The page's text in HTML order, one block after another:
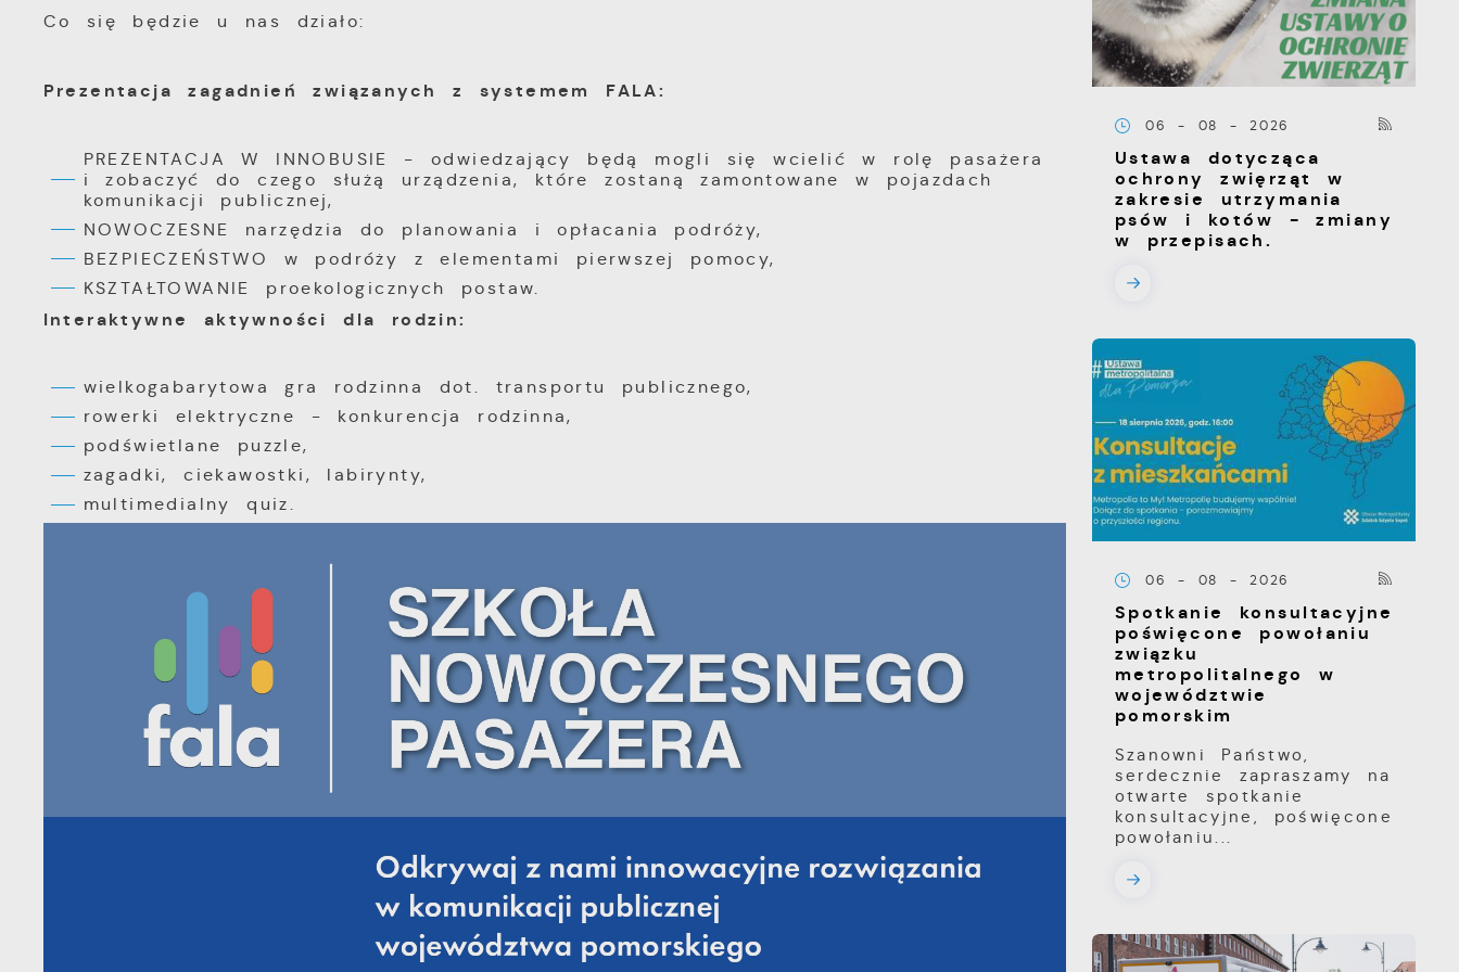
Co się będzie u nas działo:
Prezentacja zagadnień związanych z systemem FALA:
PREZENTACJA W INNOBUSIE - odwiedzający będą mogli się wcielić w rolę pasażera
i zobaczyć do czego służą urządzenia, które zostaną zamontowane w pojazdach
komunikacji publicznej,
NOWOCZESNE narzędzia do planowania i opłacania podróży,
BEZPIECZEŃSTWO w podróży z elementami pierwszej pomocy,
KSZTAŁTOWANIE proekologicznych postaw.
Interaktywne aktywności dla rodzin:
wielkogabarytowa gra rodzinna dot. transportu publicznego,
rowerki elektryczne - konkurencja rodzinna,
podświetlane puzzle,
zagadki, ciekawostki, labirynty,
multimedialny quiz.
06 - 08 - 2026
Ustawa dotycząca
ochrony zwięrząt w
zakresie utrzymania
psów i kotów - zmiany
w przepisach.
06 - 08 - 2026
Spotkanie konsultacyjne
poświęcone powołaniu
związku
metropolitalnego w
województwie
pomorskim
Szanowni Państwo,
serdecznie zapraszamy na
otwarte spotkanie
konsultacyjne, poświęcone
powołaniu...